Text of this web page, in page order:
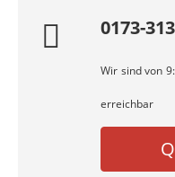
0173-
Wir sind von
erreichbar